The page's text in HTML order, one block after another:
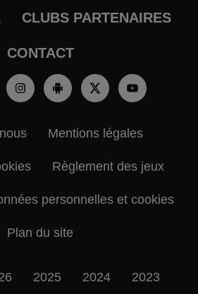
CLUBS PARTENAIRES
CONTACT
Mentions légales
Règlement des jeux
personnelles et cookies
Plan du site
2025 2024 2023